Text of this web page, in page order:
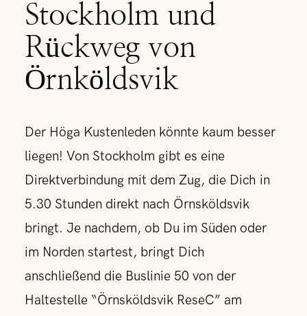
Stockholm und
Rückweg von
Örnköldsvik
Der Höga Kustenleden könnte kaum besser
liegen! Von Stockholm gibt es eine
Direktverbindung mit dem Zug, die Dich in
5.30 Stunden direkt nach Örnsköldsvik
bringt. Je nachdem, ob Du im Süden oder
im Norden startest, bringt Dich
anschließend die Buslinie 50 von der
Haltestelle “Örnsköldsvik ReseC” am